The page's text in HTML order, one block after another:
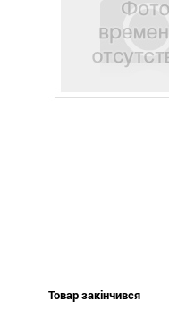
Товар закінчився